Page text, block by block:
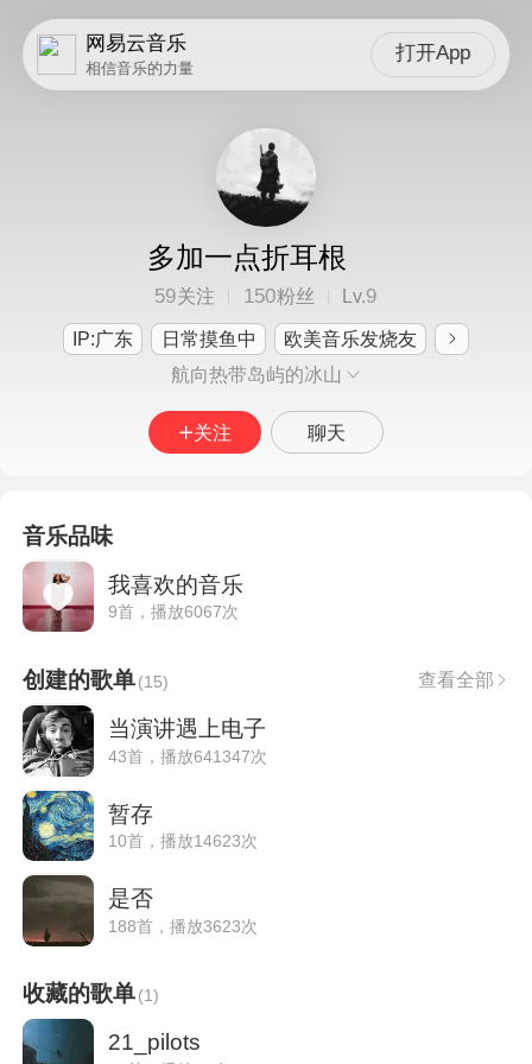
网易云音乐
相信音乐的力量
打开App
多加一点折耳根
59关注 150粉丝 Lv.9
IP:广东 日常摸鱼中
欧美音乐发烧友
航向热带岛屿的冰山
关注 聊天
音乐品味
我喜欢的音乐
9首，播放6067次
创建的歌单(15) 查看全部
当演讲遇上电子
43首，播放641347次
暂存
10首，播放14623次
是否
188首，播放3623次
收藏的歌单(1)
21_pilots